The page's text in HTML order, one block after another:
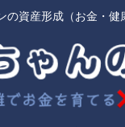
の資産形成（お金・健